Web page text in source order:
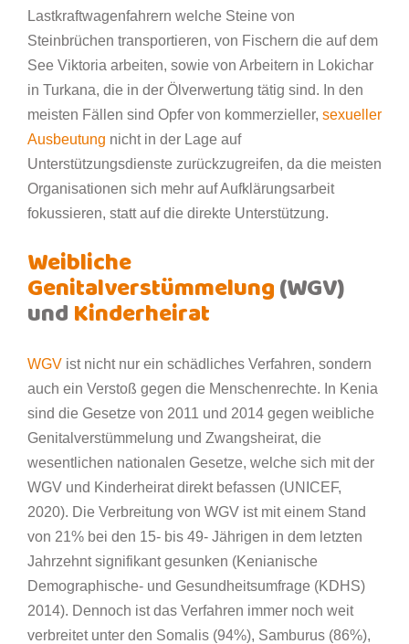
Lastkraftwagenfahrern welche Steine von
Steinbrüchen transportieren, von Fischern die auf dem
See Viktoria arbeiten, sowie von Arbeitern in Lokichar
in Turkana, die in der Ölverwertung tätig sind. In den
meisten Fällen sind Opfer von kommerzieller, sexueller
Ausbeutung nicht in der Lage auf
Unterstützungsdienste zurückzugreifen, da die meisten
Organisationen sich mehr auf Aufklärungsarbeit
fokussieren, statt auf die direkte Unterstützung.
Weibliche
Genitalverstümmelung(WGV)
undKinderheirat
WGV ist nicht nur ein schädliches Verfahren, sondern
auch ein Verstoß gegen die Menschenrechte. In Kenia
sind die Gesetze von 2011 und 2014 gegen weibliche
Genitalverstümmelung und Zwangsheirat, die
wesentlichen nationalen Gesetze, welche sich mit der
WGV und Kinderheirat direkt befassen (UNICEF,
2020). Die Verbreitung von WGV ist mit einem Stand
von 21% bei den 15- bis 49- Jährigen in dem letzten
Jahrzehnt signifikant gesunken (Kenianische
Demographische- und Gesundheitsumfrage (KDHS)
2014). Dennoch ist das Verfahren immer noch weit
verbreitet unter den Somalis (94%), Samburus (86%),